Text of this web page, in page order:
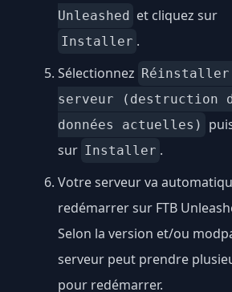
Unleashed
et cliquez sur
Installer .
Sélectionnez Réinstaller
serveur (destruction
données actuelles)
sur Installer .
Votre serveur va
redémarrer sur FTB
Selon la version et/ou
serveur peut prendre
pour redémarrer.